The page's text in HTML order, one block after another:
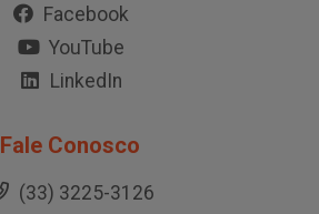
Facebook
YouTube
LinkedIn
Fale Conosco
(33) 3225-3126